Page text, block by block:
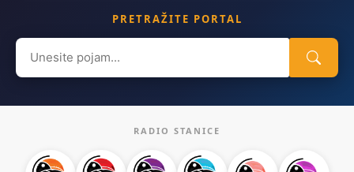
PRETRAŽITE PORTAL
Search
for:
RADIO STANICE